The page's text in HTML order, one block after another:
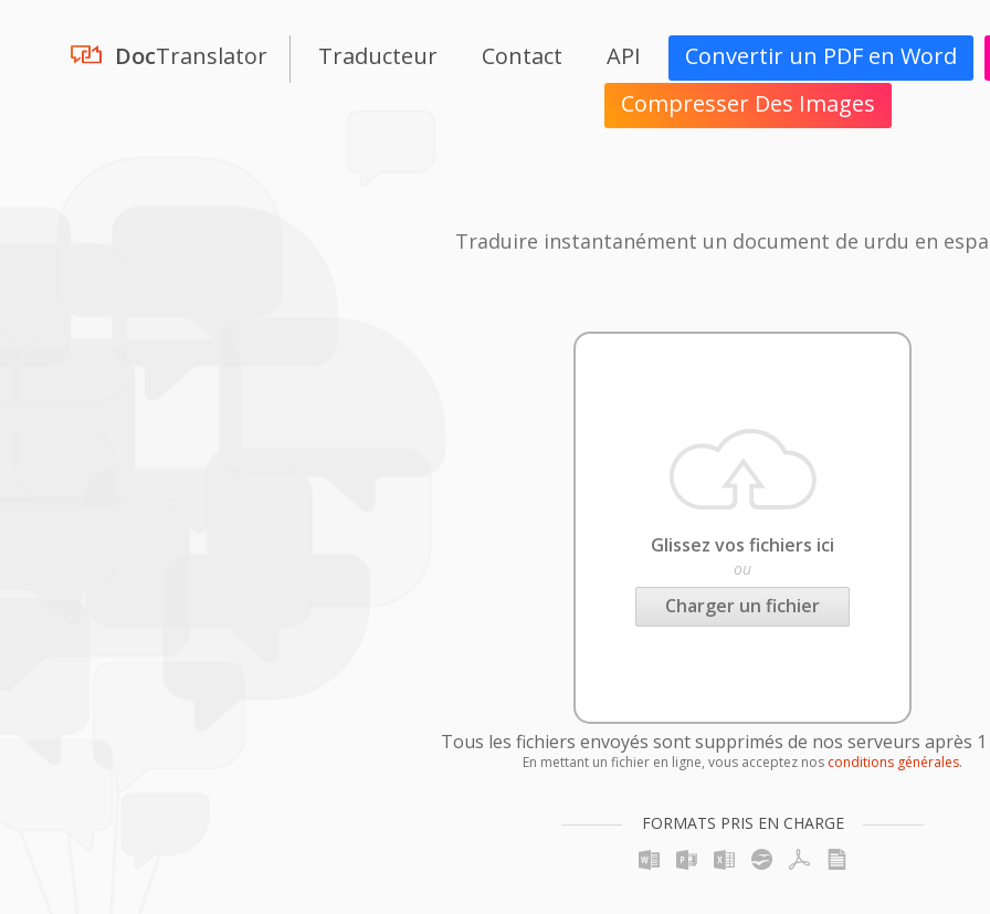
DocTranslator Traducteur Contact API
Convertir un PDF en Word
Compresser Des Images
Traduire instantanément un document de urdu en
Glissez vos fichiers ici
ou
Charger un fichier
Tous les fichiers envoyés sont supprimés de nos serveurs après
En mettant un fichier en ligne, vous acceptez nos conditions générales.
FORMATS PRIS EN CHARGE